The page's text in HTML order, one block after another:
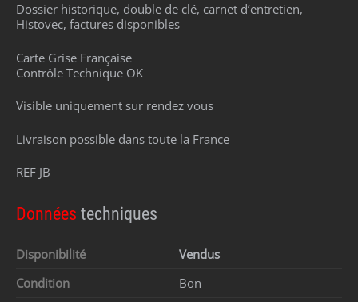
Dossier historique, double de clé, carnet d’entretien,
Histovec, factures disponibles
Carte Grise Française
Contrôle Technique OK
Visible uniquement sur rendez vous
Livraison possible dans toute la France
REF JB
Données techniques
Disponibilité
Vendus
Condition
Bon